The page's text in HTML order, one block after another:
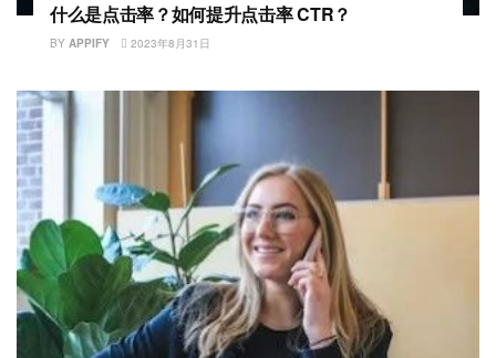
什么是点击率？如何提升点击率 CTR？
BY APPIFY 2023年8月31日